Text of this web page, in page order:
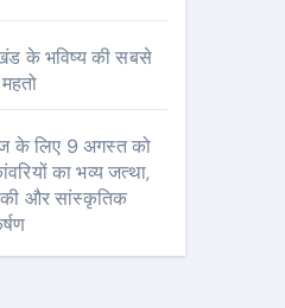
के भविष्य की सबसे
के लिए 9 अगस्त को
का भव्य जत्था,
और सांस्कृतिक